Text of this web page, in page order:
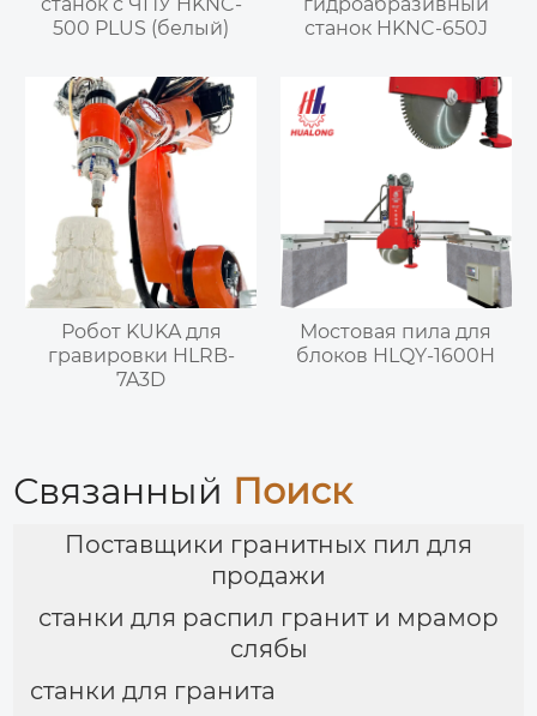
500 PLUS (белый)
станок HKNC-650J
Робот KUKA для
гравировки HLRB-
7A3D
Мостовая пила для
блоков HLQY-1600H
Связанный Поиск
Поставщики гранитных пил для
продажи
станки для распил гранит и мрамор
слябы
станки для гранита